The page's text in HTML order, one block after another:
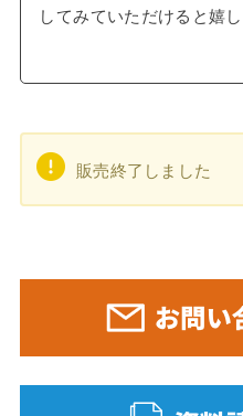
してみていただけると嬉し
販売終了しました